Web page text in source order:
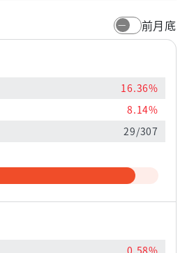
前月底
16.36%
8.14%
29/307